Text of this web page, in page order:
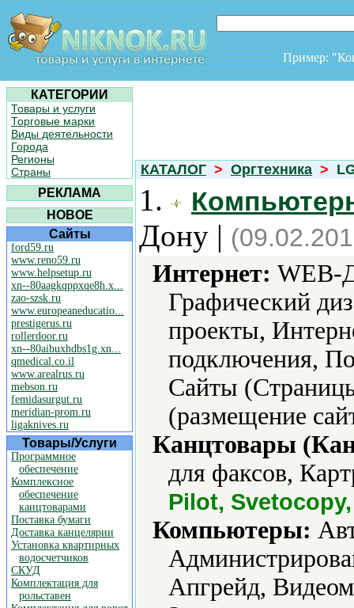
Пример:
КАТЕГОРИИ
Товары и услуги
Торговые марки
Виды деятельности
Города
Регионы
Страны
РЕКЛАМА
НОВОЕ
Сайты
ford59.ru
www.reno59.ru
www.helpsetup.ru
xn--80aagkqppxqe8h.x...
zao-szsk.ru
www.europeaneducatio...
prestigerus.ru
rollerdoor.ru
xn--80aibuxhdbs1g.xn...
qmedical.co.il
www.arealrus.ru
mebson.ru
femidasurgut.ru
meridian-prom.ru
ligaknives.ru
Товары/Услуги
Программное
обеспечение
Комплексное
обеспечение
канцтоварами
Поставка бумаги
Доставка канцелярии
Установка квартирных
водосчетчиков
СКУД
Комплектация для
рольставен
КАТАЛОГ > Оргтехника >
1.
Дону |
Интернет: WEB-
Графический
проекты,
подключения,
Сайты
(размещение
Канцтовары
для факсов,
Pilot,
Компьютеры:
Апгрейд,